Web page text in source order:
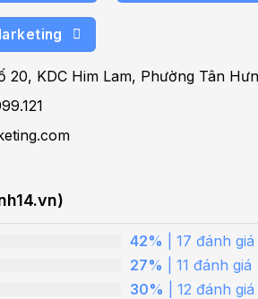
20, KDC Him Lam, Phường Tân
42% | 17 đánh giá
27% | 11 đánh giá
30% | 12 đánh giá